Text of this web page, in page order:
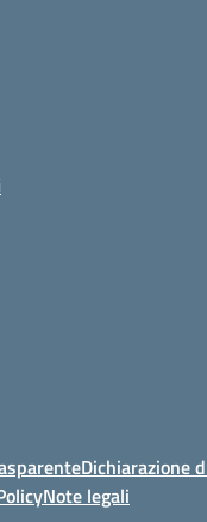
Dichiarazione
Note legali